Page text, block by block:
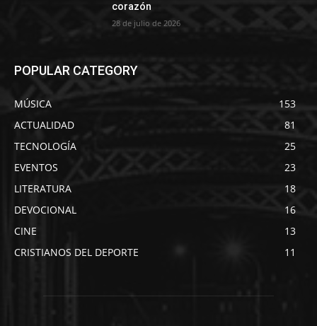
corazón
28 de julio de 2026
POPULAR CATEGORY
MÚSICA
153
ACTUALIDAD
81
TECNOLOGÍA
25
EVENTOS
23
LITERATURA
18
DEVOCIONAL
16
CINE
13
CRISTIANOS DEL DEPORTE
11